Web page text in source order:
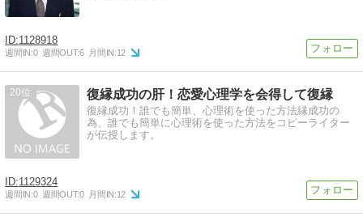
1128918
週間IN:0 週間OUT:6 月間IN:12
20 復縁成功の肝！恋愛心理学を会得して復縁
復縁成功！誰でも簡単、心理術を使った方法縁成功の
為、誰でも簡単に心理術を使った方法をコピーライター
が伝授します。
1129324
週間IN:0 週間OUT:0 月間IN:12